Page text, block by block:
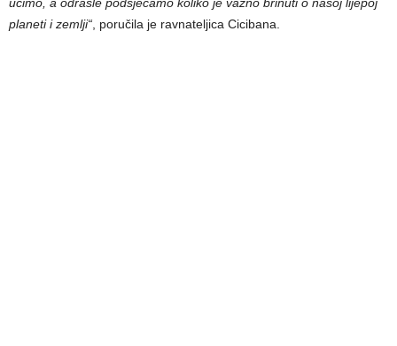
planeti i zemlji“ , poručila je ravnateljica Cicibana.